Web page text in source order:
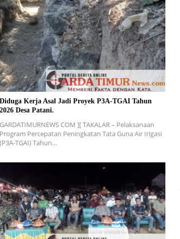
Diduga Kerja Asal Jadi Proyek P3A-TGAI Tahun
2026 Desa Patani.
GARDATIMURNEWS COM ][ TAKALAR – Pelaksanaan
Program Percepatan Peningkatan Tata Guna Air Irigasi
(P3A-TGAI) Tahun…